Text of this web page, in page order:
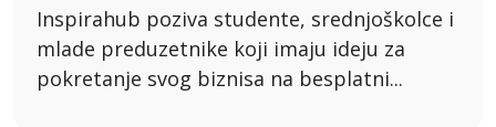
Inspirahub poziva studente, srednjoškolce i
mlade preduzetnike koji imaju ideju za
pokretanje svog biznisa na besplatni...